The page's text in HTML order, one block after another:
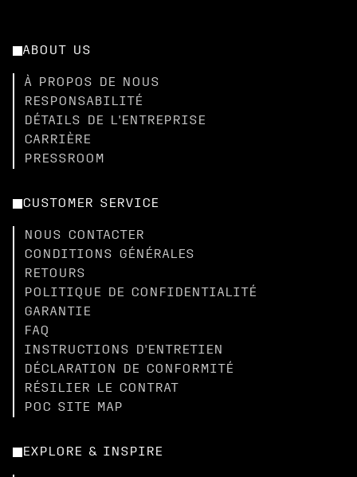
ABOUT US
À PROPOS DE NOUS
RESPONSABILITÉ
DÉTAILS DE L'ENTREPRISE
CARRIÈRE
PRESSROOM
CUSTOMER SERVICE
NOUS CONTACTER
CONDITIONS GÉNÉRALES
RETOURS
POLITIQUE DE CONFIDENTIALITÉ
GARANTIE
FAQ
INSTRUCTIONS D'ENTRETIEN
DÉCLARATION DE CONFORMITÉ
RÉSILIER LE CONTRAT
POC SITE MAP
EXPLORE & INSPIRE